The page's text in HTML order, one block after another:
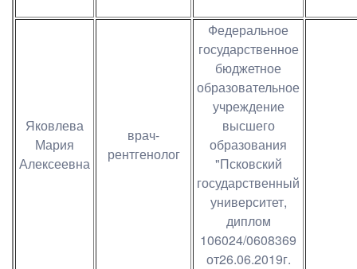
Яковлева
Мария
Алексеевна
врач-
рентгенолог
Федеральное
государственное
бюджетное
образовательное
учреждение
высшего
образования
"Псковский
государственный
университет,
диплом
106024/0608369
от26.06.2019г.